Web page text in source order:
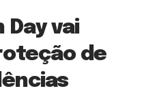
Day vai
de